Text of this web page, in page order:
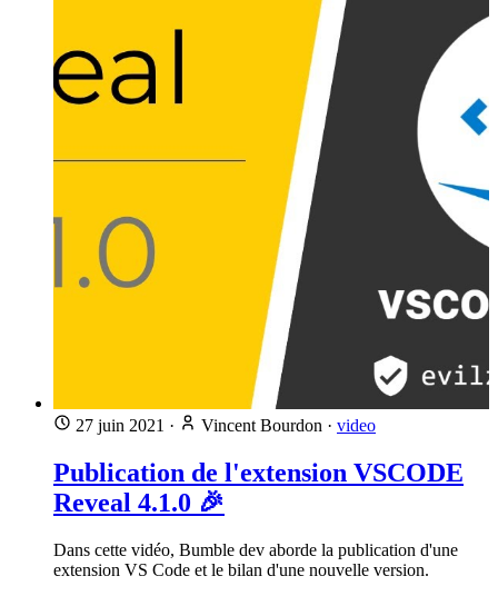
27 juin 2021 · Vincent Bourdon · video
Publication de l'extension VSCODE
Reveal 4.1.0 🎉
Dans cette vidéo, Bumble dev aborde la publication d'une
extension VS Code et le bilan d'une nouvelle version.